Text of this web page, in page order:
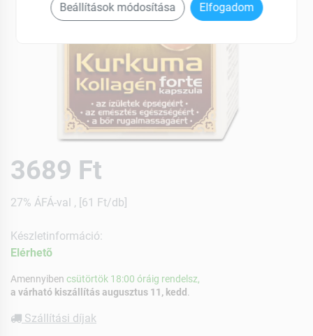
3689 Ft
27% ÁFÁ-val , [61 Ft/db]
Készletinformáció:
Elérhetõ
Amennyiben csütörtök 18:00 óráig rendelsz,
a várható kiszállítás augusztus 11, kedd
Szállítási díjak
Beállítások módosítása Elfogadom